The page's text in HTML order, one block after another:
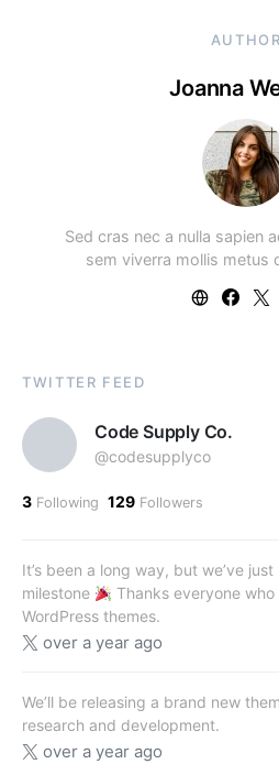
AUTHOR
Joanna
Sed cras nec a nulla sapien
sem viverra mollis metus
TWITTER FEED
Code Supply Co.
@codesupplyco
3 Following 129 Followers
It’s been a long way, but we’ve
milestone
Thanks everyone
WordPress themes.
over a year ago
We’ll be releasing a brand new
research and development.
over a year ago